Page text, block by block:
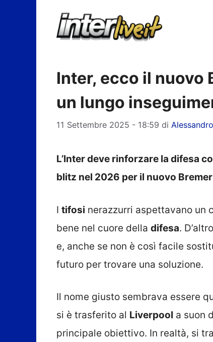
Inter, ecco il nuovo
un lungo
11 Settembre 2025 - 18:59 di
L’Inter deve rinforzare la difesa
blitz nel 2026 per il nuovo Bremer
I tifosi nerazzurri aspettavano un
bene nel cuore della difesa.
e, anche se non è così facile
futuro per trovare una soluzione.
Il nome giusto sembrava essere
si è trasferito al Liverpool a suon
principale obiettivo. In realtà, si